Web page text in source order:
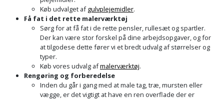
Stålbørste
Stemmejern
Stillads
Multisliber
Nedbrydningshammer
Overfræser
Overfræsertilbehør
Shelter
Sikkerhed
hjemmet
Skadedyrsbekæmpelse
Køb udvalget afgulvplejemidler.
Få fat i det rette malerværktøj
Sørg for at få fat i de rette pensler,rullesæt og spartler.
Der kan være stor forskel på dine arbejdsopgaver, og for
at tilgodese dette fører vi et bredt udvalg af størrelser og
typer.
Køb vores udvalg afmalerværktøj.
Rengøring og forberedelse
Inden du går i gang med at male tag, træ, mursten eller
vægge, er det vigtigt at have en ren overflade der er